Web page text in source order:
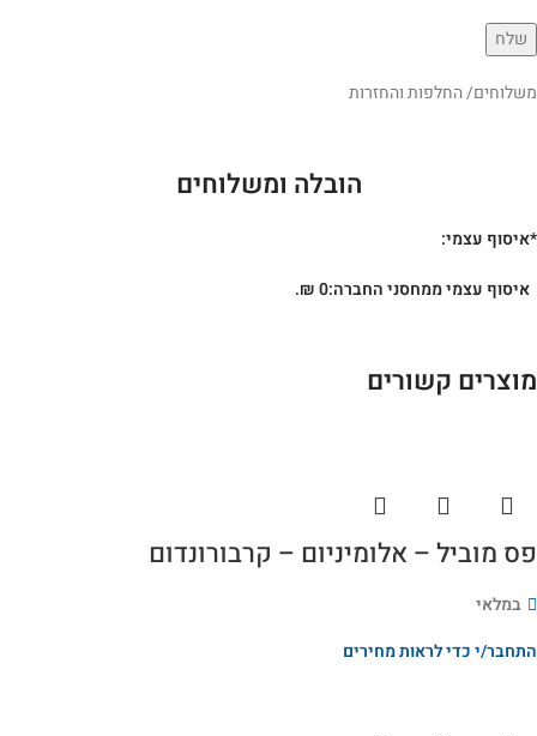
משלוחים/ החלפות והחזרות
הובלה ומשלוחים
*איסוף עצמי:
איסוף עצמי ממחסני החברה:0 ₪.
מוצרים קשורים
פס מוביל – אלומיניום – קרבורונדום
במלאי
התחבר/י כדי לראות מחירים